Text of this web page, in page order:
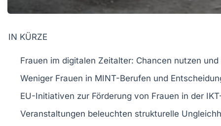
IN KÜRZE
Frauen im digitalen Zeitalter: Chancen nutzen
Weniger Frauen in MINT-Berufen und
EU-Initiativen zur Förderung von Frauen in der
Veranstaltungen beleuchten strukturelle